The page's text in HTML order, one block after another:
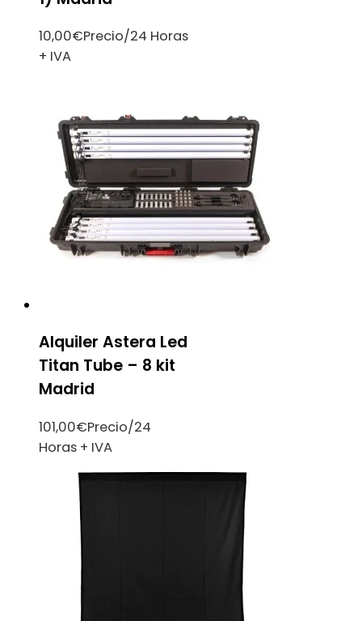
10,00€Precio/24 Horas
+ IVA
Alquiler Astera Led
Titan Tube – 8 kit
Madrid
101,00€Precio/24
Horas + IVA